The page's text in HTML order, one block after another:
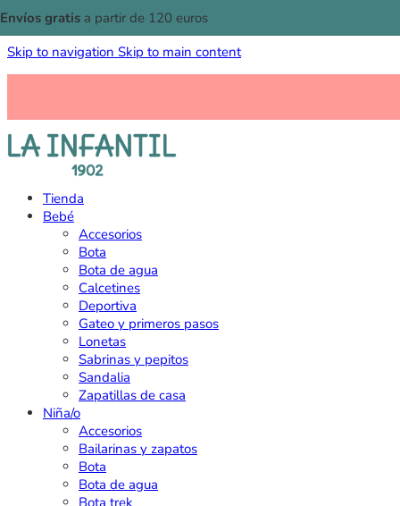
Skip to navigation Skip to main content
Envíos gratis a partir de 120 euros
Tienda
Bebé
Accesorios
Bota
Bota de agua
Calcetines
Deportiva
Gateo y primeros pasos
Lonetas
Sabrinas y pepitos
Sandalia
Zapatillas de casa
Niña/o
Accesorios
Bailarinas y zapatos
Bota
Bota de agua